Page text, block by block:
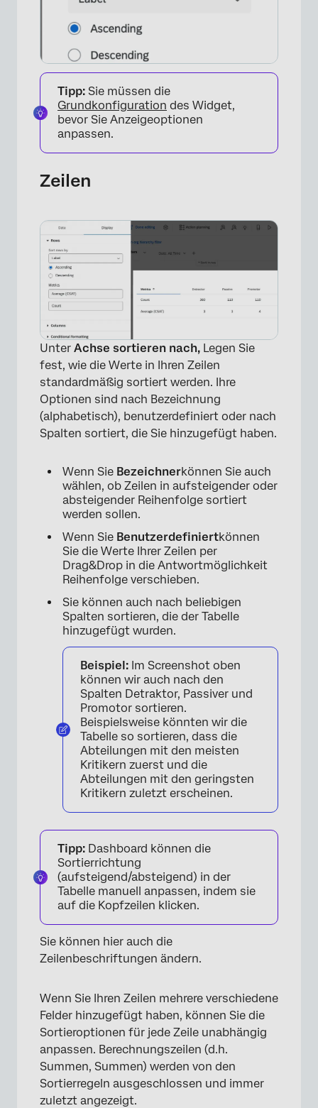
Tipp: Sie müssen die
Grundkonfiguration des Widget,
bevor Sie Anzeigeoptionen
anpassen.
Zeilen
Unter Achse sortieren nach, Legen Sie
fest, wie die Werte in Ihren Zeilen
standardmäßig sortiert werden. Ihre
Optionen sind nach Bezeichnung
(alphabetisch), benutzerdefiniert oder nach
Spalten sortiert, die Sie hinzugefügt haben.
Wenn Sie Bezeichnerkönnen Sie auch
wählen, ob Zeilen in aufsteigender oder
absteigender Reihenfolge sortiert
werden sollen.
Wenn Sie Benutzerdefiniertkönnen
Sie die Werte Ihrer Zeilen per
Drag&Drop in die Antwortmöglichkeit
Reihenfolge verschieben.
Sie können auch nach beliebigen
Spalten sortieren, die der Tabelle
hinzugefügt wurden.
Beispiel: Im Screenshot oben
können wir auch nach den
Spalten Detraktor, Passiver und
Promotor sortieren.
Beispielsweise könnten wir die
Tabelle so sortieren, dass die
Abteilungen mit den meisten
Kritikern zuerst und die
Abteilungen mit den geringsten
Kritikern zuletzt erscheinen.
Tipp: Dashboard können die
Sortierrichtung
(aufsteigend/absteigend) in der
Tabelle manuell anpassen, indem sie
auf die Kopfzeilen klicken.
Sie können hier auch die
Zeilenbeschriftungen ändern.
Wenn Sie Ihren Zeilen mehrere verschiedene
Felder hinzugefügt haben, können Sie die
Sortieroptionen für jede Zeile unabhängig
anpassen. Berechnungszeilen (d.h.
Summen, Summen) werden von den
Sortierregeln ausgeschlossen und immer
zuletzt angezeigt.